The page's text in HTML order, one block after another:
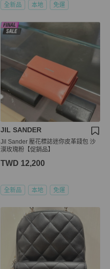
全新品 本地 免運
JIL SANDER
Jil Sander 壓花標誌迷你皮革錢包 沙
漠玫瑰粉【促銷品】
TWD 12,200
全新品 本地 免運